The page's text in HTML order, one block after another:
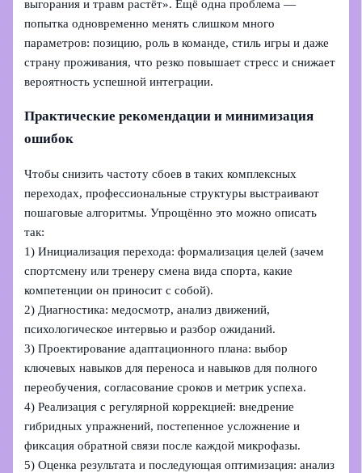
выгорания и травм растёт». Ещё одна проблема —
попытка одновременно менять слишком много
параметров: позицию, роль в команде, стиль игры и даже
страну проживания, что резко повышает стресс и снижает
вероятность успешной интеграции.
Практические рекомендации и минимизация
ошибок
Чтобы снизить частоту сбоев в таких комплексных
переходах, профессиональные структуры выстраивают
пошаговые алгоритмы. Упрощённо это можно описать
так:
1) Инициализация перехода: формализация целей (зачем
спортсмену или тренеру смена вида спорта, какие
компетенции он приносит с собой).
2) Диагностика: медосмотр, анализ движений,
психологическое интервью и разбор ожиданий.
3) Проектирование адаптационного плана: выбор
ключевых навыков для переноса и навыков для полного
переобучения, согласование сроков и метрик успеха.
4) Реализация с регулярной коррекцией: внедрение
гибридных упражнений, постепенное усложнение и
фиксация обратной связи после каждой микрофазы.
5) Оценка результата и последующая оптимизация: анализ